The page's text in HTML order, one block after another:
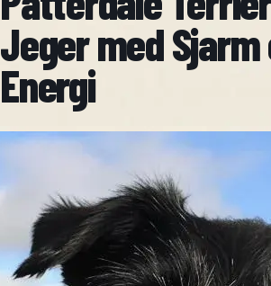
Jeger med Sjarm
Energi